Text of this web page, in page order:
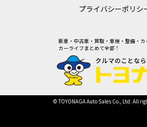
プライバシーポリシ
新車・中古車・買取・車検・整備・
カーライフまとめて全部！
© TOYONAGA Auto Sales Co., Ltd. All